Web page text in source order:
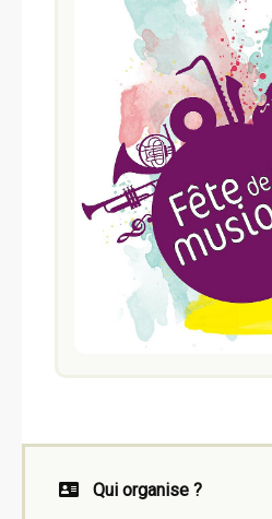
Qui organise ?